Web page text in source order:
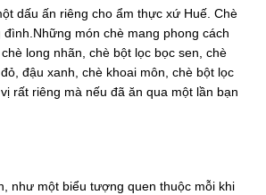
dấu ấn riêng cho ẩm thực xứ Huế. Chè
món chè mang phong cách
long nhãn, chè bột lọc bọc sen, chè
đậu xanh, chè khoai môn, chè bột lọc
rất riêng mà nếu đã ăn qua một lần bạn
như một biểu tượng quen thuộc mỗi khi